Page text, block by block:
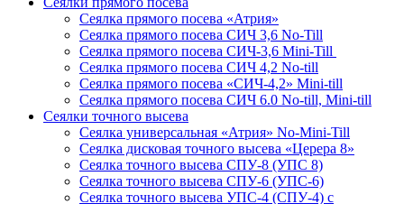
Сеялка прямого посева «Атрия»
Сеялка прямого посева СИЧ 3,6 No-Till
Сеялка прямого посева СИЧ-3,6 Mini-Till
Сеялка прямого посева СИЧ 4,2 No-till
Сеялка прямого посева «СИЧ-4,2» Mini-till
Сеялка прямого посева СИЧ 6.0 No-till, Mini-till
Сеялки точного высева
Сеялка универсальная «Атрия» No-Mini-Till
Сеялка дисковая точного высева «Церера 8»
Сеялка точного высева СПУ-8 (УПС 8)
Сеялка точного высева СПУ-6 (УПС-6)
Сеялка точного высева УПС-4 (СПУ-4) с